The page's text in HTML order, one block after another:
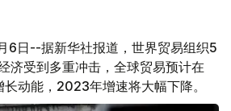
6日--据新华社报道，世界贸易组织5
济受到多重冲击，全球贸易预计在
动能，2023年增速将大幅下降。